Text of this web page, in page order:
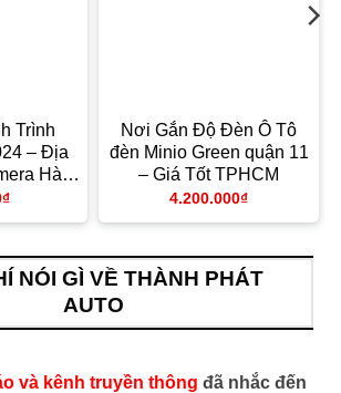
Trình
– Địa
Hành
₫
Nơi Gắn Độ Đèn Ô Tô
đèn Minio Green quận 11
– Giá Tốt TPHCM
4.200.000₫
NÓI GÌ VỀ THÀNH PHÁT
AUTO
và kênh truyền thông đã nhắc đến